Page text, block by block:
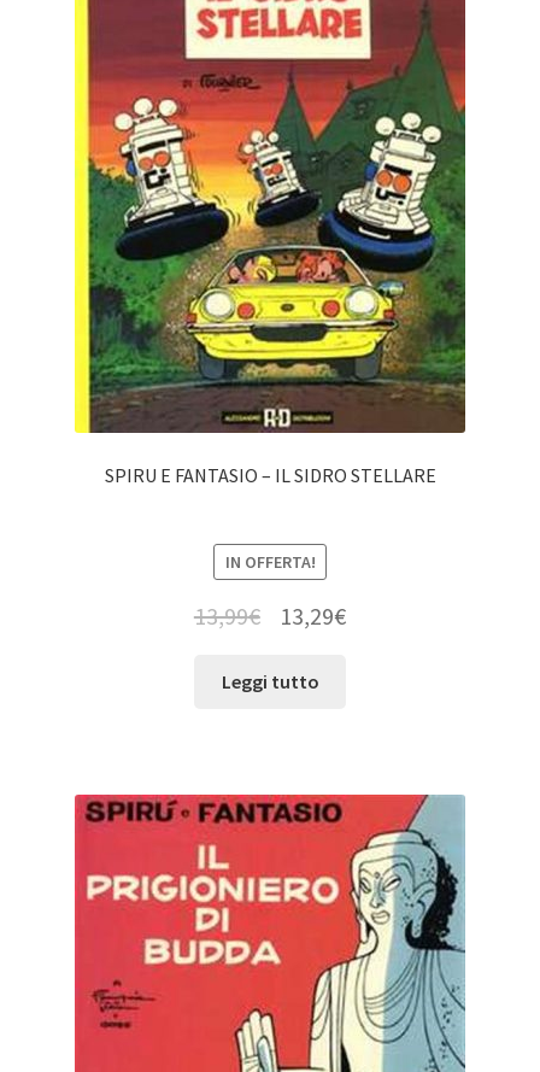
SPIRU E FANTASIO – IL SIDRO STELLARE
IN OFFERTA!
13,99€ 13,29€
Leggi tutto